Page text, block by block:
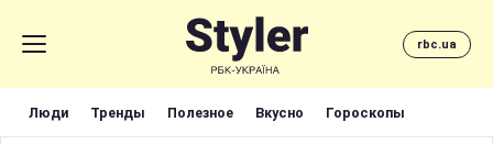
rbc.ua
Люди Тренды Полезное Вкусно Гороскопы